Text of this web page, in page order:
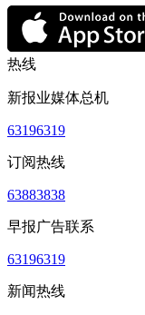
热线
新报业媒体总机
63196319
订阅热线
63883838
早报广告联系
63196319
新闻热线